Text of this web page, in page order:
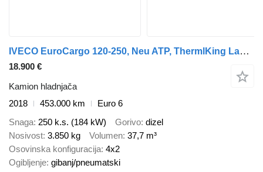
IVECO EuroCargo 120-250, Neu ATP, ThermlKing Lamberet, LBW, DE auto
18.900 €
Kamion hladnjača
2018
453.000 km
Euro 6
Snaga 250 k.s. (184 kW) Gorivo dizel
Nosivost 3.850 kg Volumen 37,7 m³
Osovinska konfiguracija 4x2
Ogibljenje gibanj/pneumatski